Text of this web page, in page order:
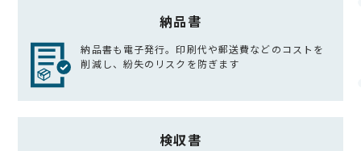
納品書
納品書も電子発行。印刷代や郵送費などのコストを
削減し、紛失のリスクを防ぎます
検収書